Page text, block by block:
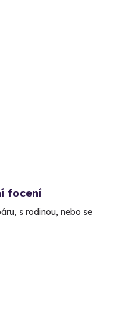
focení
s rodinou, nebo se